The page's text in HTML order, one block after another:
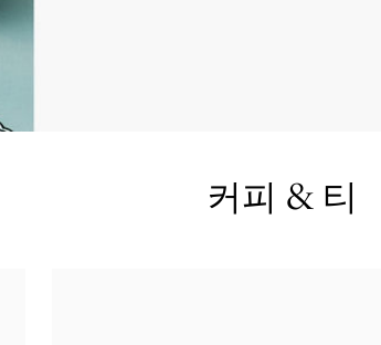
티파니 다이아몬드 가이드를 확인해보세요
커피 & 티